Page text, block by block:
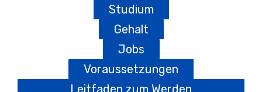
Studium
Gehalt
Jobs
Voraussetzungen
Leitfaden zum Werden